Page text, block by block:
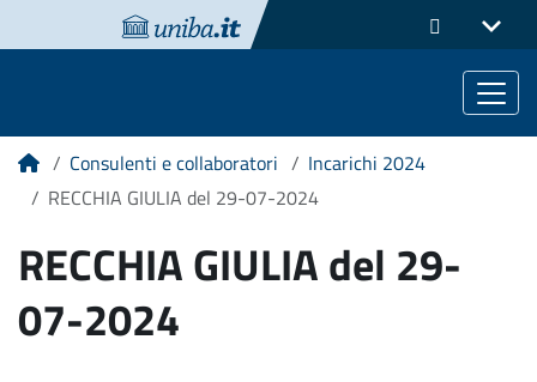
HomeConsulenti e collaboratori
Incarichi 2024
RECCHIA GIULIA del 29-07-2024
RECCHIA GIULIA del 29-
07-2024